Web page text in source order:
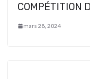
COMPÉTITION
mars 28, 2024